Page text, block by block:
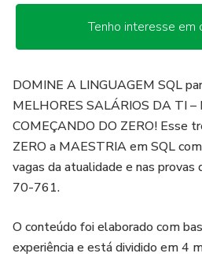
Tenho interesse em
DOMINE A LINGUAGEM SQL
MELHORES SALÁRIOS DA TI
COMEÇANDO DO ZERO! Esse
ZERO a MAESTRIA em SQL
vagas da atualidade e nas
70-761.
O conteúdo foi elaborado com
experiência e está dividido em 4